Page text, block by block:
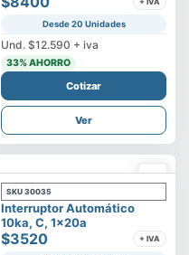
+ IVA
Desde 20 Unidades
Und. $12.590 + iva
33% AHORRO
Cotizar
Ver
SKU 30035
Interruptor Automático
10ka, C, 1x20a
$3520 + IVA